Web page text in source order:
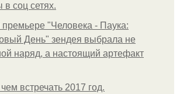
в соц сетях.
"Человека - Паука:
День" зендея выбрала не
наряд, а настоящий артефакт
встречать 2017 год.